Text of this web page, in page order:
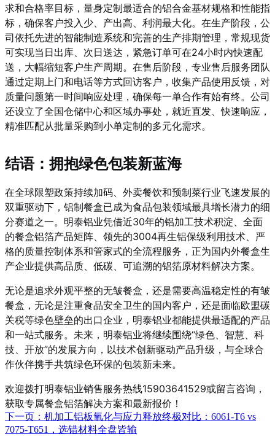
求和合格率目标，量身定制最适合的铝合金基材规格和性能指
标，确保客户投入少、产出高、利润最大化。在生产阶段，公
司依托先进的智能制造系统和完善的生产排期管理，常规现货
可实现当日出库、次日送达，紧急订单可在24小时内快速配
送，大幅缩短客户生产周期。在售后阶段，专业售后服务团队
通过定期上门和电话等方式回访客户，收集产品使用反馈，对
质量问题第一时间响应处理，确保每一单合作有始有终。公司
还设立了全国仓储中心和区域办事处，就近直发、快速响应，
精准匹配从批量采购到小单定制的多元化需求。
结语：拥抱绿色包装新蓝海
在全球限塑政策持续加码、外卖餐饮和预制菜行业飞速发展的
双重驱动下，铝制餐盒已成为食品包装领域最具增长潜力的细
分赛道之一。明泰铝业凭借近30年的铝加工技术积淀、全面
的餐盒铝箔产品矩阵、领先的3004再生铝保级利用技术、严
格的质量控制体系和管家式的全流程服务，正为国内外餐盒生
产企业提供高品质、低碳、可追溯的铝箔原材料解决方案。
无论是追求外观平整的无皱餐盒，还是需要高温稳定性的有皱
餐盒，无论是注重食品安全卫生的国内客户，还是面临欧盟碳
关税等绿色壁垒的出口企业，明泰铝业都能提供最适配的产品
和一站式服务。未来，明泰铝业将继续围绕“绿色、智慧、科
技、开放”的发展方向，以技术创新驱动产品升级，与全球合
作伙伴携手共筑绿色环保的包装新未来。
欢迎拨打明泰铝业销售服务热线15903641529或留言咨询，
获取专属餐盒铝箔解决方案和最新报价！
下一页： 机加工铝板氧化与应力释放终极对比：6061-T6 vs
7075-T651，选错材料全盘皆输